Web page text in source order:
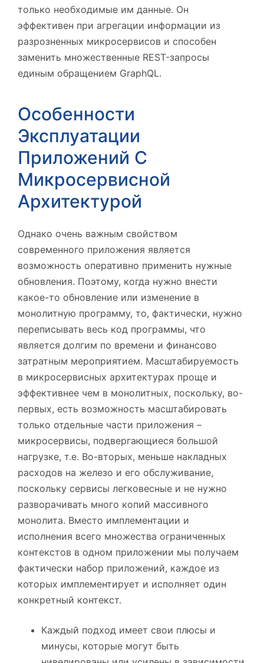
только необходимые им данные. Он
эффективен при агрегации информации из
разрозненных микросервисов и способен
заменить множественные REST-запросы
единым обращением GraphQL.
Особенности
Эксплуатации
Приложений С
Микросервисной
Архитектурой
Однако очень важным свойством
современного приложения является
возможность оперативно применить нужные
обновления. Поэтому, когда нужно внести
какое-то обновление или изменение в
монолитную программу, то, фактически, нужно
переписывать весь код программы, что
является долгим по времени и финансово
затратным мероприятием. Масштабируемость
в микросервисных архитектурах проще и
эффективнее чем в монолитных, поскольку, во-
первых, есть возможность масштабировать
только отдельные части приложения –
микросервисы, подвергающиеся большой
нагрузке, т.е. Во-вторых, меньше накладных
расходов на железо и его обслуживание,
поскольку сервисы легковесные и не нужно
разворачивать много копий массивного
монолита. Вместо имплементации и
исполнения всего множества ограниченных
контекстов в одном приложении мы получаем
фактически набор приложений, каждое из
которых имплементирует и исполняет один
конкретный контекст.
Каждый подход имеет свои плюсы и
минусы, которые могут быть